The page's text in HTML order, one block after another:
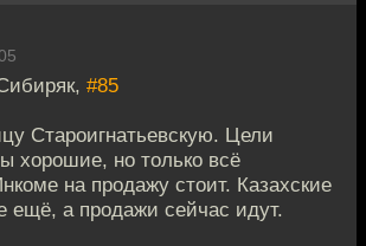
#85
Староигнатьевскую. Цели
хорошие, но только всё
на продажу стоит. Казахские
ещё, а продажи сейчас идут.